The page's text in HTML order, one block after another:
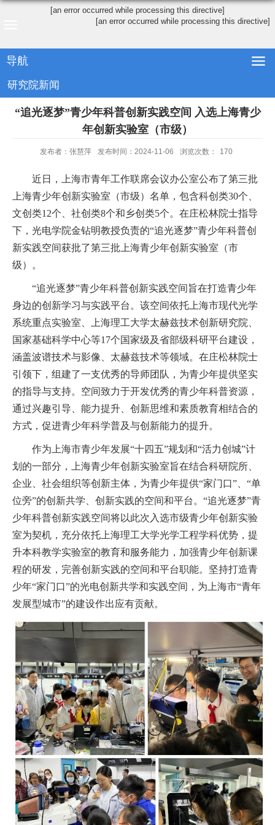
[an error occurred while processing this directive]
[an error occurred while processing this directive]
导航
研究院新闻
“追光逐梦”青少年科普创新实践空间 入选上海青少
年创新实验室（市级）
发布者：张慧萍 发布时间：2024-11-06 浏览次数： 170
近日，上海市青年工作联席会议办公室公布了第三批
上海青少年创新实验室（市级）名单，包含科创类30个、
文创类12个、社创类8个和乡创类5个。在庄松林院士指导
下，光电学院金钻明教授负责的“追光逐梦”青少年科普创
新实践空间获批了第三批上海青少年创新实验室（市
级）。
“追光逐梦”青少年科普创新实践空间旨在打造青少年
身边的创新学习与实践平台。该空间依托上海市现代光学
系统重点实验室、上海理工大学太赫兹技术创新研究院、
国家基础科学中心等17个国家级及省部级科研平台建设，
涵盖波谱技术与影像、太赫兹技术等领域。在庄松林院士
引领下，组建了一支优秀的导师团队，为青少年提供坚实
的指导与支持。空间致力于开发优秀的青少年科普资源，
通过兴趣引导、能力提升、创新思维和素质教育相结合的
方式，促进青少年科学普及与创新能力的提升。
作为上海市青少年发展“十四五”规划和“活力创城”计
划的一部分，上海青少年创新实验室旨在结合科研院所、
企业、社会组织等创新主体，为青少年提供“家门口”、“单
位旁”的创新共学、创新实践的空间和平台。“追光逐梦”青
少年科普创新实践空间将以此次入选市级青少年创新实验
室为契机，充分依托上海理工大学光学工程学科优势，提
升本科教学实验室的教育和服务能力，加强青少年创新课
程的研发，完善创新实践的空间和平台职能。坚持打造青
少年“家门口”的光电创新共学和实践空间，为上海市“青年
发展型城市”的建设作出应有贡献。